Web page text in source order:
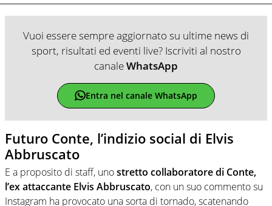
Vuoi essere sempre aggiornato su ultime news di
sport, risultati ed eventi live? Iscriviti al nostro
canaleWhatsApp
Entra nel canale WhatsApp
Futuro Conte, l’indizio social di Elvis
Abbruscato
E a proposito di staff, unostretto collaboratore di Conte,
l’ex attaccante Elvis Abbruscato, con un suo commento su
Instagram ha provocato una sorta di tornado, scatenando